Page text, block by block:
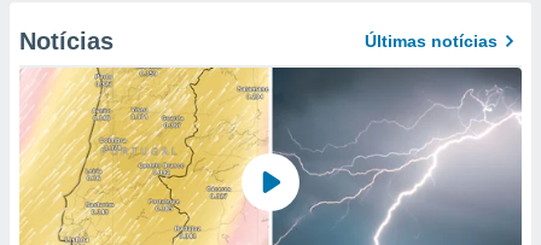
Notícias Últimas notícias